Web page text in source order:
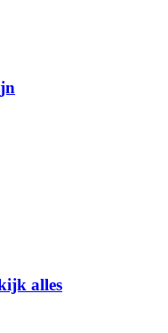
alles